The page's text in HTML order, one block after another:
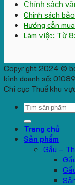
Chính sách
Chính sách
Hướng dẫn
Làm việc: Từ
Copyright 2024 ©
kinh doanh số:
Chi cục Thuế khu
Search
Trang chủ
Sản phẩm
Gấu –